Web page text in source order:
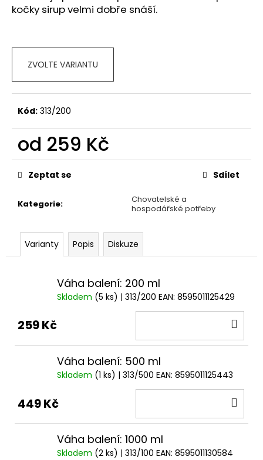
kočky sirup velmi dobře snáší.
ZVOLTE VARIANTU
Kód: 313/200
od 259 Kč
Měrná
cena:
Kategorie:
Chovatelské a
hospodářské potřeby
Zeptat se Sdílet
Varianty Popis Diskuze
Váha balení: 200 ml
Skladem (5 ks) | 313/200 EAN: 8595011125429
259 Kč
Váha balení: 500 ml
Skladem (1 ks) | 313/500 EAN: 8595011125443
449 Kč
Váha balení: 1000 ml
Skladem (2 ks) | 313/100 EAN: 8595011130584
p
u
č
u
j
m
e
CAT
POLŠTÁŘKY
PRO
KOČKY